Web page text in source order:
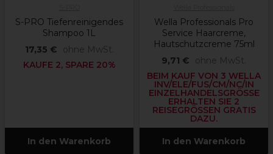
S-PRO Tiefenreinigendes
Shampoo 1L
17,35 €
ohne MwSt.
KAUFE 2, SPARE 20%
In den Warenkorb
Wella Professionals Pro
Service Haarcreme,
Hautschutzcreme 75ml
9,71 €
ohne MwSt.
BEIM KAUF VON 3 WELLA
INV/ELE/FUS/CM/NC/IN
EINZELHANDELSGRÖSSE E
RHALTEN SIE 2 R
EISEGRÖSSEN GRATIS DA
ZU.
In den Warenkorb